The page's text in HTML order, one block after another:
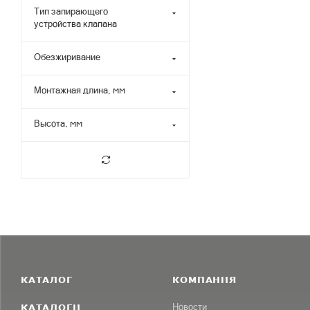
Тип запирающего
устройства клапана
Обезжиривание
Монтажная длина, мм
Высота, мм
КАТАЛОГ
КАТАЛОГИ
КОМПАНИЯ
Новости